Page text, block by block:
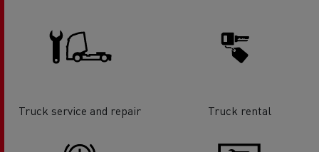
Truck service and repair Truck rental